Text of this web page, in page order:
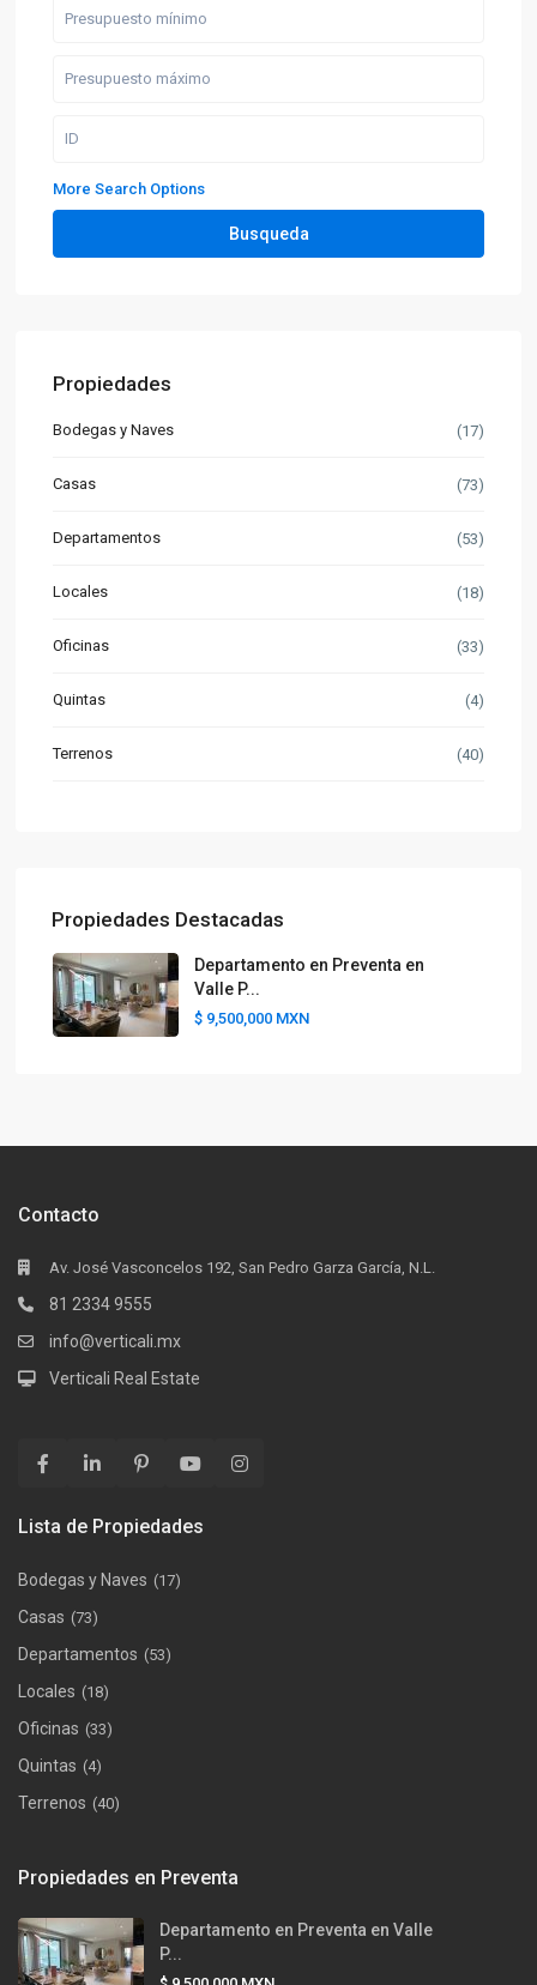
More Search Options
Busqueda
Propiedades
Bodegas y Naves (17)
Casas (73)
Departamentos (53)
Locales (18)
Oficinas (33)
Quintas (4)
Terrenos (40)
Propiedades Destacadas
Departamento en Preventa en
Valle P...
$ 9,500,000 MXN
Contacto
Av. José Vasconcelos 192, San Pedro Garza García, N.L.
81 2334 9555
info@verticali.mx
Verticali Real Estate
Lista de Propiedades
Bodegas y Naves (17)
Casas (73)
Departamentos (53)
Locales (18)
Oficinas (33)
Quintas (4)
Terrenos (40)
Propiedades en Preventa
Departamento en Preventa en Valle
P...